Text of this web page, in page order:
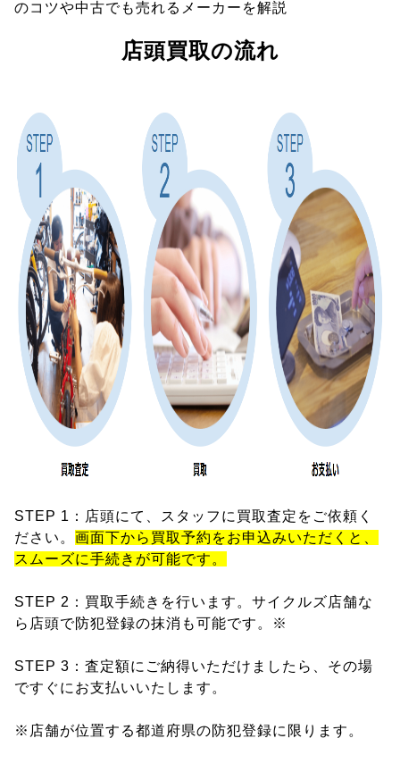
のコツや中古でも売れるメーカーを解説
店頭買取の流れ
STEP 1：店頭にて、スタッフに買取査定をご依頼く
ださい。 画面下から買取予約をお申込みいただくと、
スムーズに手続きが可能です。
STEP 2：買取手続きを行います。サイクルズ店舗な
ら店頭で防犯登録の抹消も可能です。※
STEP 3：査定額にご納得いただけましたら、その場
ですぐにお支払いいたします。
※店舗が位置する都道府県の防犯登録に限ります。